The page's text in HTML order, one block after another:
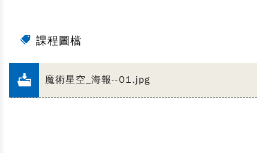
課程圖檔
魔術星空_海報--01.jpg